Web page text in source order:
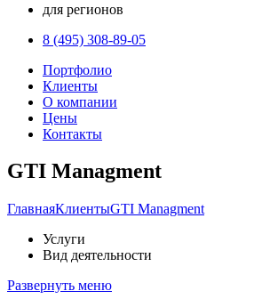
для регионов
8 (495) 308-89-05
Портфолио
Клиенты
О компании
Цены
Контакты
GTI Managment
ГлавнаяКлиентыGTI Managment
Услуги
Вид деятельности
Развернуть меню